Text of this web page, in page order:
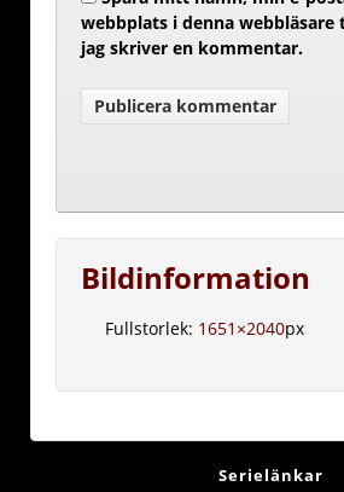
webbplats i denna webbläsare
jag skriver en kommentar.
Bildinformation
Fullstorlek: 1651×2040px
Serielänkar